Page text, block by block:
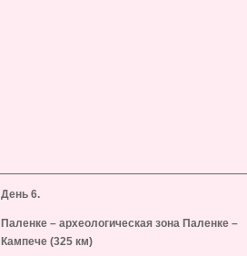
День 6.
Паленке – археологическая зона Паленке –
Кампече (325 км)